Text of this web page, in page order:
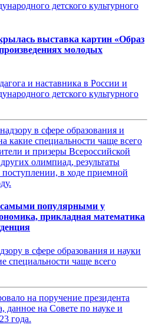
выставка картин «Образ
молодых
и наставника в России и
детского культурного
самыми популярными у
прикладная математика
в сфере образования и науки
специальности чаще всего